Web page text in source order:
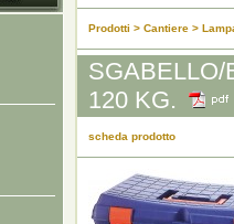
Prodotti > Cantiere >
SGABELLO/
120 KG.
scheda prodotto